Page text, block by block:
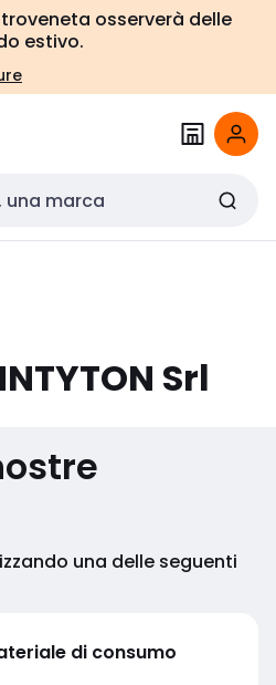
osserverà delle
estivo.
Srl
una delle seguenti
di consumo